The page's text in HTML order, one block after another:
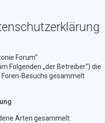
Forum“
Folgenden „der Betreiber“) die
Besuchs gesammelt
Arten gesammelt: